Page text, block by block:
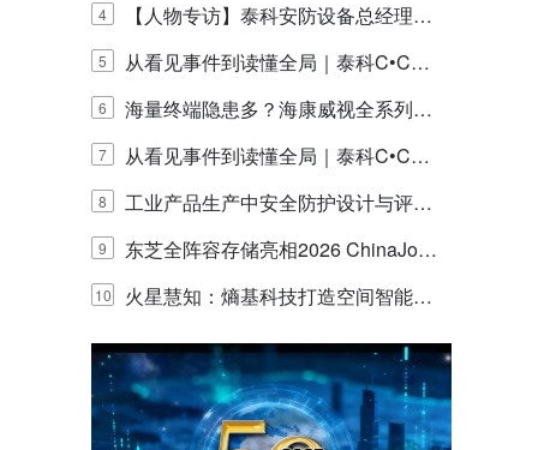
里绿波网
4
【人物专访】泰科安防设备总经理张
宁解码安防出海新范式
5
从看见事件到读懂全局｜泰科C•CUR
E IQ 3.20开启安防运营智能新时代
6
海量终端隐患多？海康威视全系列物
联安全产品，四层守护更放心！
7
从看见事件到读懂全局｜泰科C•CUR
E IQ 3.20开启安防运营智能新时代
8
工业产品生产中安全防护设计与评估
的实践与探讨
9
东芝全阵容存储亮相2026 ChinaJo
y，以海量数据底座赋能“与AI同游”新
体验
10
火星慧知：熵基科技打造空间智能时
代的认知中枢